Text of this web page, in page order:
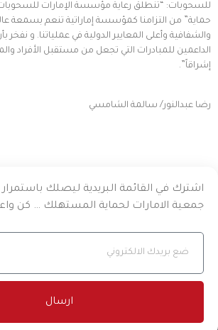
للسحوبات: “تنطلق رعاية مؤسسة الإمارات
حماية” من التزامنا كمؤسسة إماراتية تنعم بسمعة
والشفافية وأعلى المعايير الدولية في عملياتنا. و
الداعمين للمبادرات التي تجعل من مستقبل الأفراد
إشراقاً”.
رضا عبدالنور/ سالمة الشامسي
اشترك في القائمة البريدية ليصلك
جمعية الامارات لحماية المستهلك … كن
ارسال